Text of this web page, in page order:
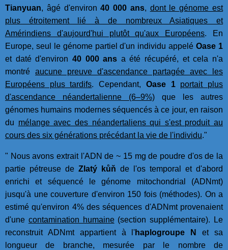
Tianyuan, âgé d'environ40 000 ans, dont le génome est
plus étroitement lié à de nombreux Asiatiques et
Amérindiens d'aujourd'hui plutôt qu'aux Européens. En
Europe, seul le génome partiel d'un individu appeléOase 1
et daté d'environ 40 000 ans a été récupéré, et cela n'a
montré aucune preuve d'ascendance partagée avec les
Européens plus tardifs. Cependant, Oase 1
portait plus
d'ascendance néandertalienne (6–9%) que les autres
génomes humains modernes séquencés à ce jour, en raison
du mélange avec des néandertaliens qui s'est produit au
cours des six générations précédant la vie de l'individu."
" Nous avons extrait l'ADN de ~ 15 mg de poudre d'os de la
partie pétreuse de Zlatý kůň de l'os temporal et d'abord
enrichi et séquencé le génome mitochondrial (ADNmt)
jusqu'à une couverture d'environ 150 fois (méthodes). On a
estimé qu'environ 4% des séquences d'ADNmt provenaient
d'une contamination humaine(section supplémentaire). Le
reconstruit ADNmt appartient à l'haplogroupe N
et sa
longueur de branche, mesurée par le nombre de